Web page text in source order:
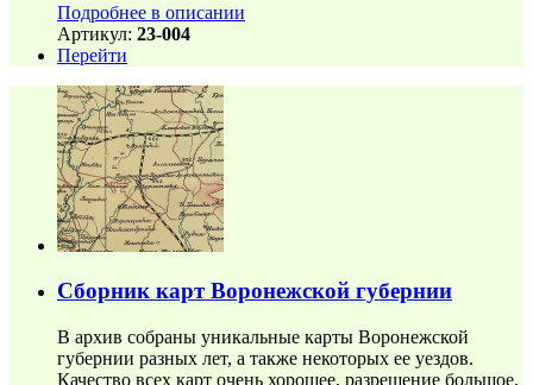
Подробнее в описании
Артикул: 23-004
Перейти
Сборник карт Воронежской губернии
В архив собраны уникальные карты Воронежской
губернии разных лет, а также некоторых ее уездов.
Качество всех карт очень хорошее, разрешение большое.